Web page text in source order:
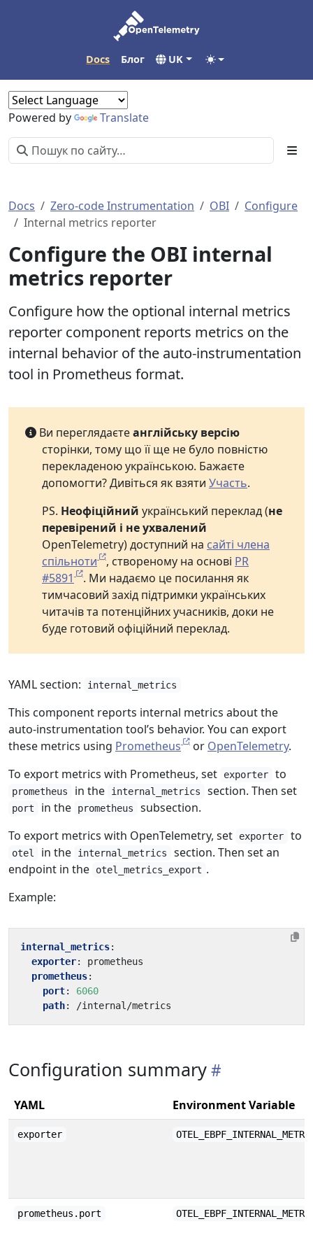
Docs Блог UK
Powered by Translate
Docs Zero-code Instrumentation OBI
Configure
Internal metrics reporter
Configure the OBI internal
metrics reporter
Configure how the optional internal metrics
reporter component reports metrics on the
internal behavior of the auto-instrumentation
tool in Prometheus format.
Ви переглядаєтеанглійську версію
сторінки, тому що її ще не було повністю
перекладеною українською. Бажаєте
допомогти? Дивіться як взяти Участь.
PS. Неофіційний український переклад (не
перевірений і не ухвалений
OpenTelemetry) доступний на сайті члена
спільноти
, створеному на основі PR
#5891
. Ми надаємо це посилання як
тимчасовий захід підтримки українських
читачів та потенційних учасників, доки не
буде готовий офіційний переклад.
YAML section: internal_metrics
This component reports internal metrics about the
auto-instrumentation tool’s behavior. You can export
these metrics using Prometheus or OpenTelemetry.
To export metrics with Prometheus, set
exporter to
prometheus in the internal_metrics section. Then set
port in the prometheus
subsection.
To export metrics with OpenTelemetry, set
exporter to
otel in the internal_metrics
section. Then set an
endpoint in the
otel_metrics_export .
Example:
internal_metrics:
exporter:
prometheus
prometheus:
port:
6060
path: /internal/metrics
Configuration summary
YAML Environment Variable
exporter
prometheus.port